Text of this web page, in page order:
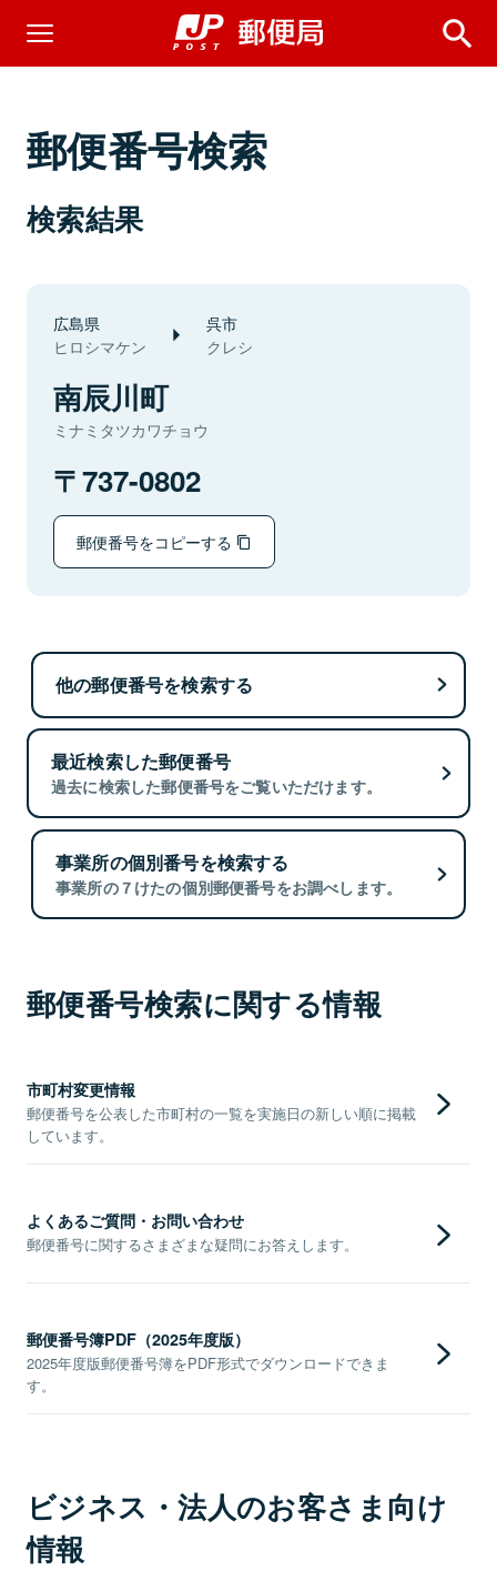
郵便番号検索
検索結果
広島県
ヒロシマケン
呉市
クレシ
南辰川町
ミナミタツカワチョウ
737-0802
郵便番号をコピーする
他の郵便番号を検索する
最近検索した郵便番号
過去に検索した郵便番号をご覧いただけます。
事業所の個別番号を検索する
事業所の７けたの個別郵便番号をお調べします。
郵便番号検索に関する情報
市町村変更情報
郵便番号を公表した市町村の一覧を実施日の新しい順に掲載
しています。
よくあるご質問・お問い合わせ
郵便番号に関するさまざまな疑問にお答えします。
郵便番号簿PDF（2025年度版）
2025年度版郵便番号簿をPDF形式でダウンロードできま
す。
ビジネス・法人のお客さま向け
情報